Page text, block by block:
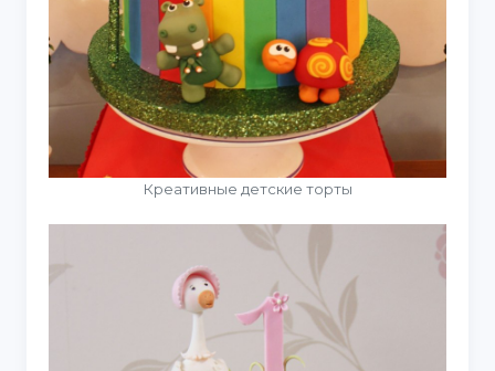
Креативные детские торты